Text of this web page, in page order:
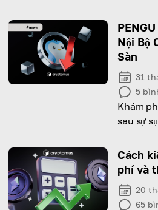
toán
Nội Bộ
Sàn
31
5
Khám
sau sự
phục hồi
Cách
phí và
20
65